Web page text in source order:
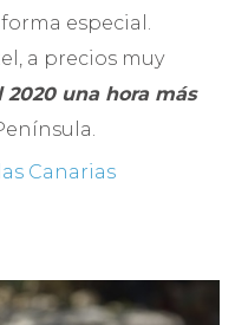
especial.
a precios muy
una hora más
Canarias